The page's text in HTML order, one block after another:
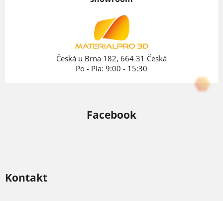
Kontakt
Česká u Brna 182, 664 31 Česká
Po - Pia: 9:00 - 15:30
Facebook